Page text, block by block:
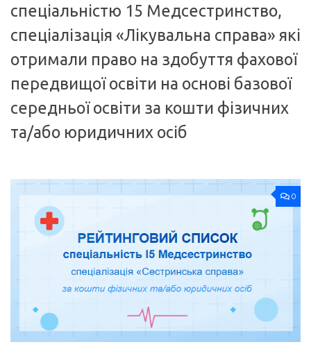
спеціальністю 15 Медсестринство,
спеціалізація «Лікувальна справа» які
отримали право на здобуття фахової
передвищої освіти на основі базової
середньої освіти за кошти фізичних
та/або юридичних осіб
0